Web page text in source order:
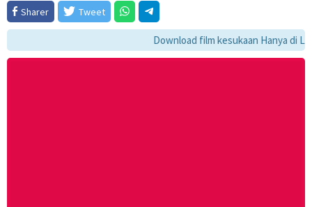
Sharer
Tweet
Download film kesukaan Hanya di